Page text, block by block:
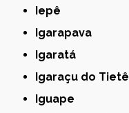
Iepê
Igarapava
Igaratá
Igaraçu do Tietê
Iguape